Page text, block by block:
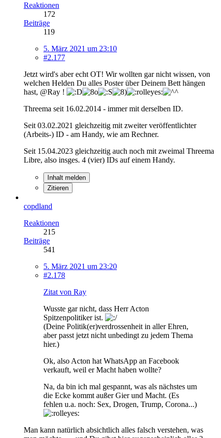
Reaktionen
172
Beiträge
119
5. März 2021 um 23:10
#2.177
Jetzt wird's aber echt OT! Wir wollten gar nicht wissen, von
welchen Helden Du alles Poster über Deinem Bett hängen
hast, @Ray !
Threema seit 16.02.2014 - immer mit derselben ID.
Seit 03.02.2021 gleichzeitig mit zweiter veröffentlichter
(Arbeits-) ID - am Handy, wie am Rechner.
Seit 15.04.2023 gleichzeitig auch noch mit zweimal Threema
Libre, also insges. 4 (vier) IDs auf einem Handy.
Inhalt melden
Zitieren
copdland
Reaktionen
215
Beiträge
541
5. März 2021 um 23:20
#2.178
Zitat von Ray
Wusste gar nicht, dass Herr Acton
Spitzenpolitiker ist.
(Deine Politik(er)verdrossenheit in aller Ehren,
aber passt jetzt nicht unbedingt zu jedem Thema
hier.)
Ok, also Acton hat WhatsApp an Facebook
verkauft, weil er Macht haben wollte?
Na, da bin ich mal gespannt, was als nächstes um
die Ecke kommt außer Gier und Macht. (Es
fehlen u.a. noch: Sex, Drogen, Trump, Corona...)
Man kann natürlich absichtlich alles falsch verstehen, was